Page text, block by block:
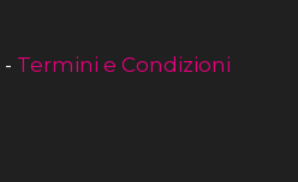
- Termini e Condizioni